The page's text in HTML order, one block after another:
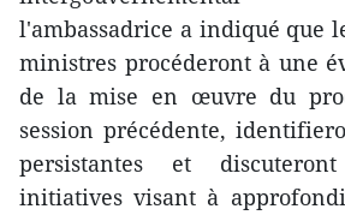
l'ambassadrice a indiqué que
ministres procéderont à une
de la mise en œuvre du
session précédente,
persistantes et
initiatives visant à